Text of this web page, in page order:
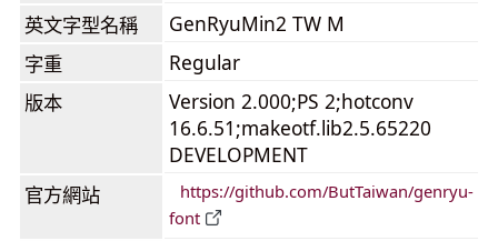
英文字型名稱
GenRyuMin2 TW M
字重
Regular
版本
Version 2.000;PS 2;hotconv
16.6.51;makeotf.lib2.5.65220
DEVELOPMENT
官方網站
https://github.com/ButTaiwan/genryu-
font